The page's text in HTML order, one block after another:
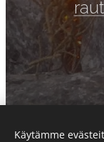
Käytämme